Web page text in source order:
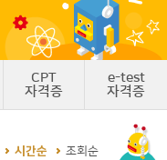
CPT
자격증
e-test
자격증
시간순 조회순